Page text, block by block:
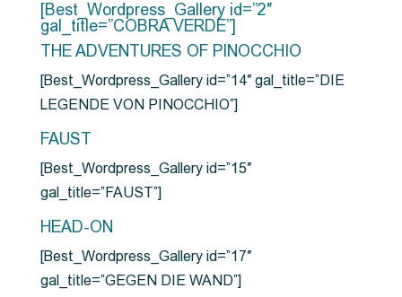
[Best_Wordpress_Gallery id=”2″
gal_title=”COBRA VERDE”]
THE ADVENTURES OF PINOCCHIO
[Best_Wordpress_Gallery id=”14″ gal_title=”DIE
LEGENDE VON PINOCCHIO”]
FAUST
[Best_Wordpress_Gallery id=”15″
gal_title=”FAUST”]
HEAD-ON
[Best_Wordpress_Gallery id=”17″
gal_title=”GEGEN DIE WAND”]